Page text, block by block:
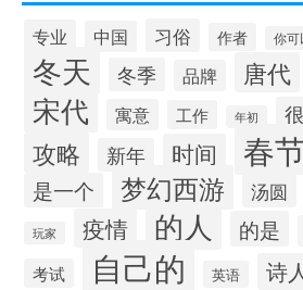
专业 中国 习俗 作者 你可
冬天 冬季 品牌 唐代
宋代 寓意 工作 年初
攻略 新年 时间 春
是一个 梦幻西游 汤圆
玩家 疫情 的人 的是
考试 自己的 英语 诗